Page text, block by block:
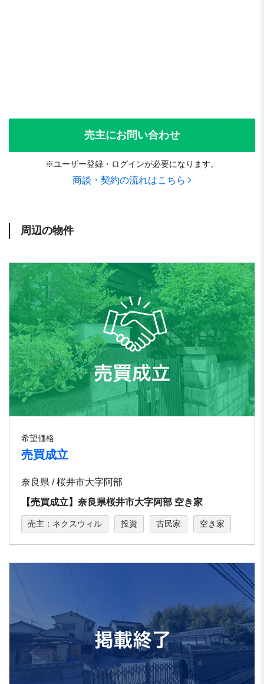
売主にお問い合わせ
※ユーザー登録・ログインが必要になります。
商談・契約の流れはこちら
周辺の物件
希望価格
売買成立
奈良県 / 桜井市大字阿部
【売買成立】奈良県桜井市大字阿部 空き家
売主：ネクスウィル 投資 古民家 空き家